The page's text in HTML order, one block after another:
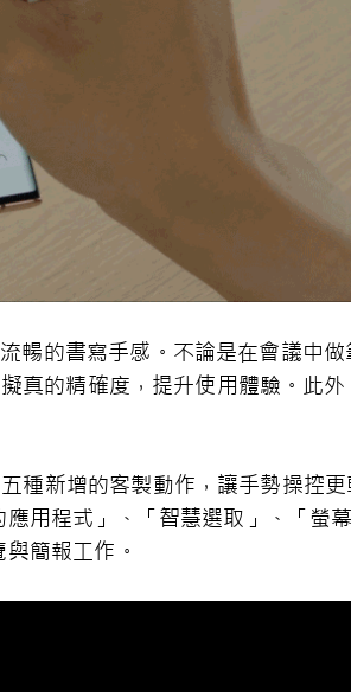
暢的書寫手感。不論是在會議中做
的精確度，提升使用體驗。此外
新增的客製動作，讓手勢操控更
用程式」、「智慧選取」、「螢
簡報工作。